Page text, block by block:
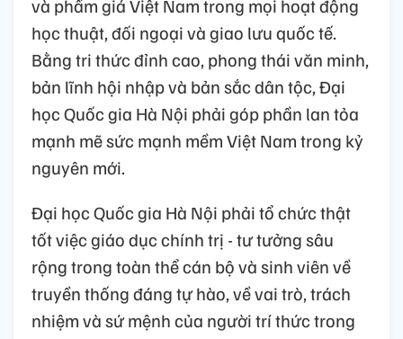
và phẩm giá Việt Nam trong mọi hoạt động
học thuật, đối ngoại và giao lưu quốc tế.
Bằng tri thức đỉnh cao, phong thái văn minh,
bản lĩnh hội nhập và bản sắc dân tộc, Đại
học Quốc gia Hà Nội phải góp phần lan tỏa
mạnh mẽ sức mạnh mềm Việt Nam trong kỷ
nguyên mới.
Đại học Quốc gia Hà Nội phải tổ chức thật
tốt việc giáo dục chính trị - tư tưởng sâu
rộng trong toàn thể cán bộ và sinh viên về
truyền thống đáng tự hào, về vai trò, trách
nhiệm và sứ mệnh của người trí thức trong